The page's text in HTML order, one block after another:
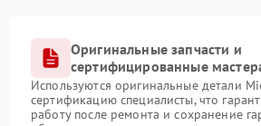
Оригинальные запчасти и
сертифицированные
Используются оригинальные детали
сертификацию специалисты, что
работу после ремонта и сохранение